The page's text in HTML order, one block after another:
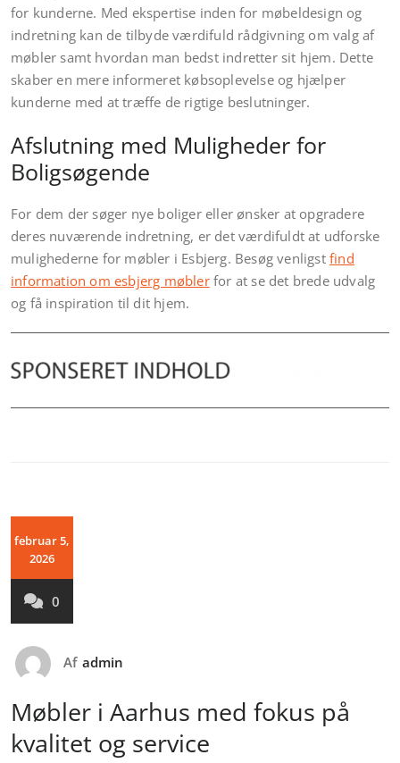
for kunderne. Med ekspertise inden for møbeldesign og
indretning kan de tilbyde værdifuld rådgivning om valg af
møbler samt hvordan man bedst indretter sit hjem. Dette
skaber en mere informeret købsoplevelse og hjælper
kunderne med at træffe de rigtige beslutninger.
Afslutning med Muligheder for
Boligsøgende
For dem der søger nye boliger eller ønsker at opgradere
deres nuværende indretning, er det værdifuldt at udforske
mulighederne for møbler i Esbjerg. Besøg venligstfind
information om esbjerg møblerfor at se det brede udvalg
og få inspiration til dit hjem.
februar 5,
2026
0
Af admin
Møbler i Aarhus med fokus på
kvalitet og service